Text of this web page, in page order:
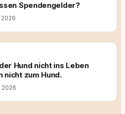
Spendengelder?
2026
Hund nicht ins Leben
nicht zum Hund.
2026